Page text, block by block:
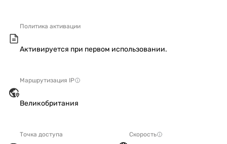
Политика активации
Активируется при первом использовании.
Маршрутизация IP
Великобритания
Точка доступа Скорость